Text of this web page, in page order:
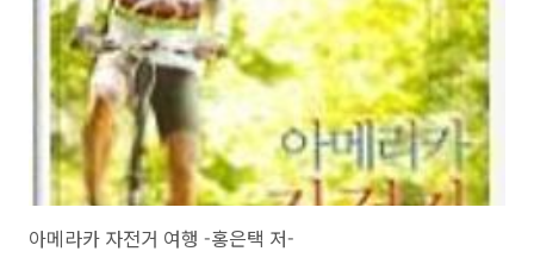
아메라카 자전거 여행 -홍은택 저-